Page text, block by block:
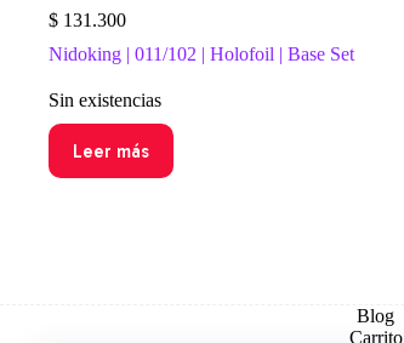
$ 131.300
Nidoking | 011/102 | Holofoil | Base Set
Sin existencias
Leer más
Blog
Carrito